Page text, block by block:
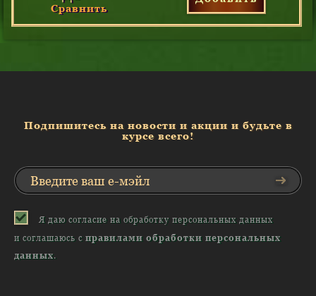
Сравнить
Подпишитесь на новости и акции и будьте в
курсе всего!
Я даю согласие на обработку персональных данных
и соглашаюсь с правилами обработки персональных
данных.